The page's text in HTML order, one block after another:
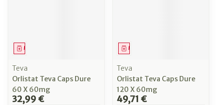
Médicament
Teva
Orlistat Teva Caps Dure
60 X 60mg
32,99 €
Médicament
Teva
Orlistat Teva Caps Dure
120 X 60mg
49,71 €